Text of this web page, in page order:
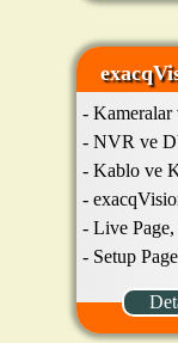
- Kameralar
- NVR ve
- Kablo ve
-
- Live Page,
- Setup